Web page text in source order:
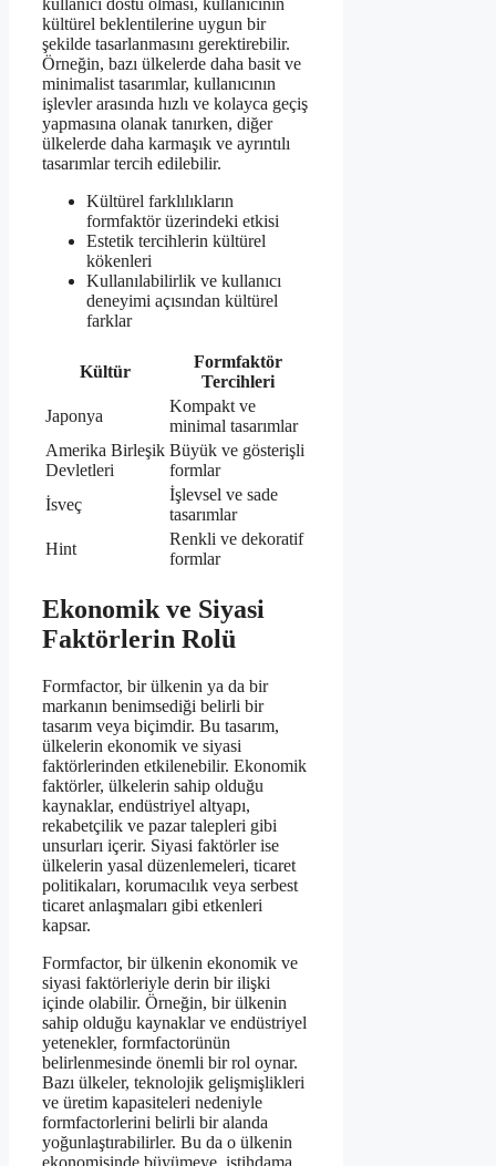
kullanıcı dostu olması, kullanıcının
kültürel beklentilerine uygun bir
şekilde tasarlanmasını gerektirebilir.
Örneğin, bazı ülkelerde daha basit ve
minimalist tasarımlar, kullanıcının
işlevler arasında hızlı ve kolayca geçiş
yapmasına olanak tanırken, diğer
ülkelerde daha karmaşık ve ayrıntılı
tasarımlar tercih edilebilir.
Kültürel farklılıkların
formfaktör üzerindeki etkisi
Estetik tercihlerin kültürel
kökenleri
Kullanılabilirlik ve kullanıcı
deneyimi açısından kültürel
farklar
Kültür
Formfaktör
Tercihleri
Japonya
Kompakt ve
minimal tasarımlar
Amerika Birleşik
Devletleri
Büyük ve gösterişli
formlar
İsveç
İşlevsel ve sade
tasarımlar
Hint
Renkli ve dekoratif
formlar
Ekonomik ve Siyasi
Faktörlerin Rolü
Formfactor, bir ülkenin ya da bir
markanın benimsediği belirli bir
tasarım veya biçimdir. Bu tasarım,
ülkelerin ekonomik ve siyasi
faktörlerinden etkilenebilir. Ekonomik
faktörler, ülkelerin sahip olduğu
kaynaklar, endüstriyel altyapı,
rekabetçilik ve pazar talepleri gibi
unsurları içerir. Siyasi faktörler ise
ülkelerin yasal düzenlemeleri, ticaret
politikaları, korumacılık veya serbest
ticaret anlaşmaları gibi etkenleri
kapsar.
Formfactor, bir ülkenin ekonomik ve
siyasi faktörleriyle derin bir ilişki
içinde olabilir. Örneğin, bir ülkenin
sahip olduğu kaynaklar ve endüstriyel
yetenekler, formfactorünün
belirlenmesinde önemli bir rol oynar.
Bazı ülkeler, teknolojik gelişmişlikleri
ve üretim kapasiteleri nedeniyle
formfactorlerini belirli bir alanda
yoğunlaştırabilirler. Bu da o ülkenin